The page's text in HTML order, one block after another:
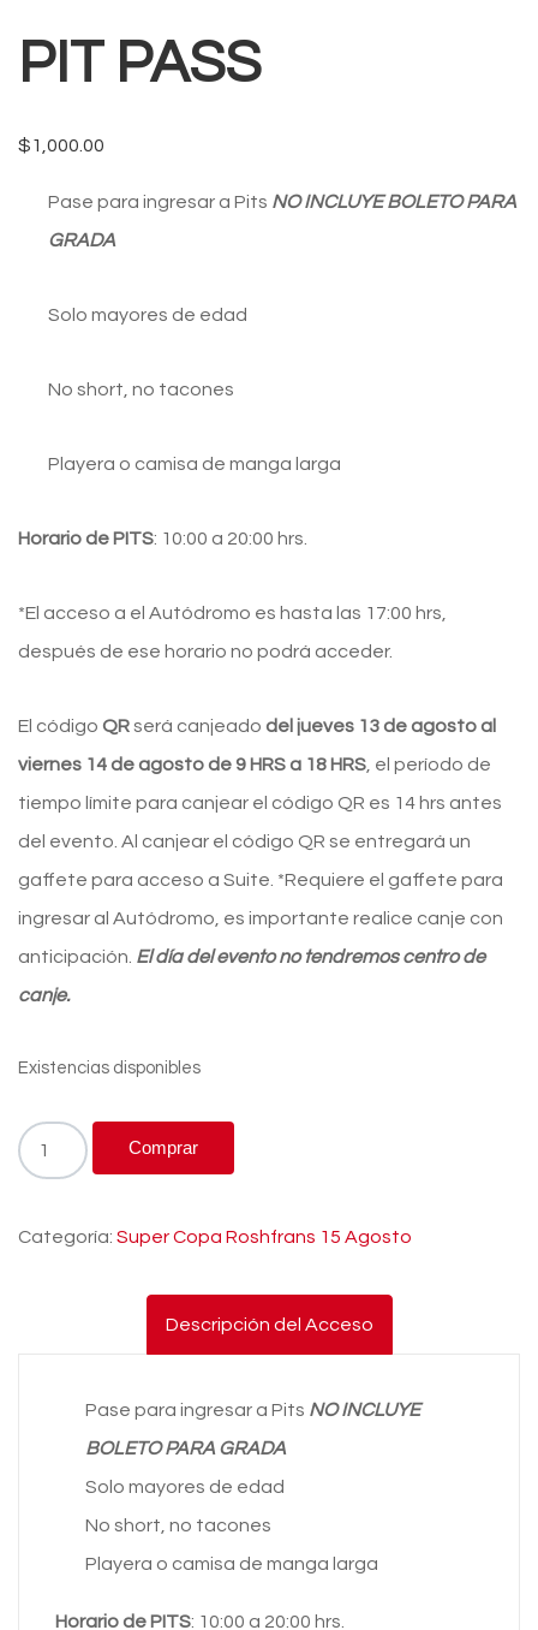
PIT PASS
$1,000.00
Pase para ingresar a Pits NO INCLUYE BOLETO PARA
GRADA
Solo mayores de edad
No short, no tacones
Playera o camisa de manga larga
Horario de PITS: 10:00 a 20:00 hrs.
*El acceso a el Autódromo es hasta las 17:00 hrs,
después de ese horario no podrá acceder.
El código QRserá canjeado del jueves 13 de agosto al
viernes 14 de agosto de 9 HRS a 18 HRS , el período de
tiempo límite para canjear el código QR es 14 hrs antes
del evento. Al canjear el código QR se entregará un
gaffete para acceso a Suite. *Requiere el gaffete para
ingresar al Autódromo, es importante realice canje con
anticipación. El día del evento no tendremos centro de
canje.
Existencias disponibles
Comprar
Categoría: Super Copa Roshfrans 15 Agosto
Descripción del Acceso
Pase para ingresar a Pits NO INCLUYE
BOLETO PARA GRADA
Solo mayores de edad
No short, no tacones
Playera o camisa de manga larga
Horario de PITS: 10:00 a 20:00 hrs.